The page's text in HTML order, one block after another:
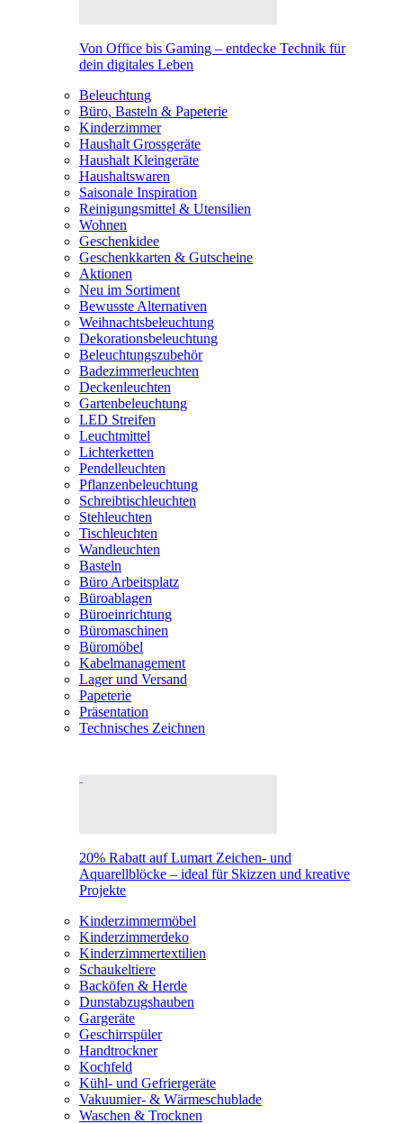
Von Office bis Gaming – entdecke Technik für
dein digitales Leben
Beleuchtung
Büro, Basteln & Papeterie
Kinderzimmer
Haushalt Grossgeräte
Haushalt Kleingeräte
Haushaltswaren
Saisonale Inspiration
Reinigungsmittel & Utensilien
Wohnen
Geschenkidee
Geschenkkarten & Gutscheine
Aktionen
Neu im Sortiment
Bewusste Alternativen
Weihnachtsbeleuchtung
Dekorationsbeleuchtung
Beleuchtungszubehör
Badezimmerleuchten
Deckenleuchten
Gartenbeleuchtung
LED Streifen
Leuchtmittel
Lichterketten
Pendelleuchten
Pflanzenbeleuchtung
Schreibtischleuchten
Stehleuchten
Tischleuchten
Wandleuchten
Basteln
Büro Arbeitsplatz
Büroablagen
Büroeinrichtung
Büromaschinen
Büromöbel
Kabelmanagement
Lager und Versand
Papeterie
Präsentation
Technisches Zeichnen
20% Rabatt auf Lumart Zeichen- und
Aquarellblöcke – ideal für Skizzen und kreative
Projekte
Kinderzimmermöbel
Kinderzimmerdeko
Kinderzimmertextilien
Schaukeltiere
Backöfen & Herde
Dunstabzugshauben
Gargeräte
Geschirrspüler
Handtrockner
Kochfeld
Kühl- und Gefriergeräte
Vakuumier- & Wärmeschublade
Waschen & Trocknen